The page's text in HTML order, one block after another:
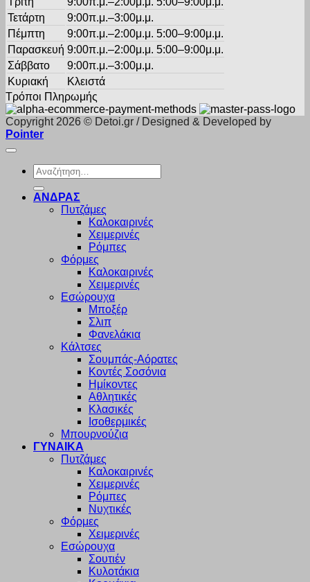
Τετάρτη
9:00π.μ.–3:00μ.μ.
Πέμπτη
9:00π.μ.–2:00μ.μ. 5:00–9:00μ.μ.
Παρασκευή 9:00π.μ.–2:00μ.μ. 5:00–9:00μ.μ.
Σάββατο
9:00π.μ.–3:00μ.μ.
Κυριακή
Κλειστά
Τρόποι Πληρωμής
Copyright 2026 © Detoi.gr / Designed & Developed by
Pointer
Αναζήτηση
για:
ΑΝΔΡΑΣ
Πυτζάμες
Καλοκαιρινές
Χειμερινές
Ρόμπες
Φόρμες
Καλοκαιρινές
Χειμερινές
Εσώρουχα
Μποξέρ
Σλιπ
Φανελάκια
Κάλτσες
Σουμπάς-Αόρατες
Κοντές Σοσόνια
Ημίκοντες
Αθλητικές
Κλασικές
Ισοθερμικές
Μπουρνούζια
ΓΥΝΑΙΚΑ
Πυτζάμες
Καλοκαιρινές
Χειμερινές
Ρόμπες
Νυχτικές
Φόρμες
Χειμερινές
Εσώρουχα
Σουτιέν
Κυλοτάκια